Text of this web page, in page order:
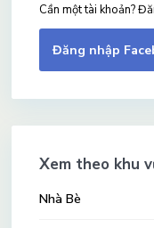
Cần một tài khoản?
Đăng nhập
Xem theo khu
Nhà Bè